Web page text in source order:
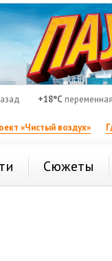
+18°C
«Чистый воздух»
Сюжеты